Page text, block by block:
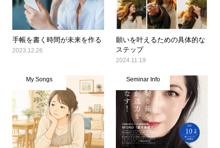
手帳を書く時間が未来を作る
2023.12.26
願いを叶えるための具体的な
ステップ
2024.11.19
My Songs Seminar Info